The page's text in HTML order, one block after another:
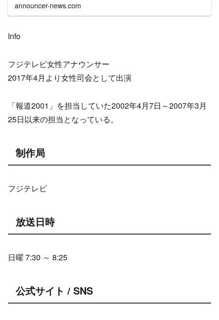
announcer-news.com
Info
フジテレビ女性アナウンサー
2017年4月より女性司会として出演
「報道2001」を担当していた2002年4月7日～2007年3月
25日以来の担当となっている。
制作局
フジテレビ
放送日時
日曜 7:30 ～ 8:25
公式サイト / SNS